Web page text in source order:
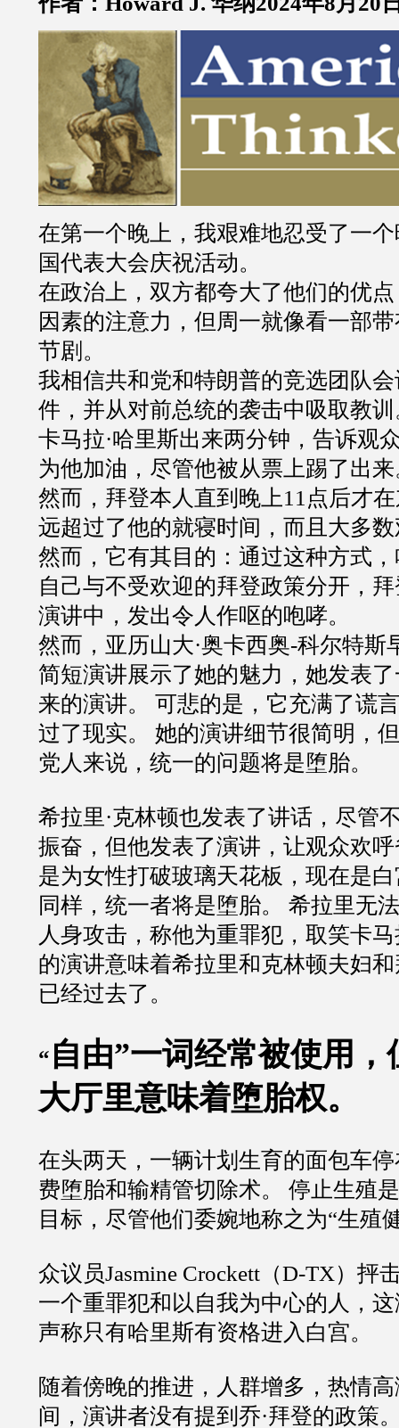
在第一个晚上，我艰难地忍受了一
国代表大会庆祝活动。
在政治上，双方都夸大了他们的优
因素的注意力，但周一就像看一部
节剧。
我相信共和党和特朗普的竞选团队
件，并从对前总统的袭击中吸取教
卡马拉·哈里斯出来两分钟，告诉观
为他加油，尽管他被从票上踢了出
然而，拜登本人直到晚上11点后才
远超过了他的就寝时间，而且大多
然而，它有其目的：通过这种方式
自己与不受欢迎的拜登政策分开，
演讲中，发出令人作呕的咆哮。
然而，亚历山大·奥卡西奥-科尔特斯
简短演讲展示了她的魅力，她发表
来的演讲。 可悲的是，它充满了谎
过了现实。 她的演讲细节很简明，
党人来说，统一的问题将是堕胎。
希拉里·克林顿也发表了讲话，尽管
振奋，但他发表了演讲，让观众欢
是为女性打破玻璃天花板，现在是
同样，统一者将是堕胎。 希拉里无
人身攻击，称他为重罪犯，取笑卡
的演讲意味着希拉里和克林顿夫妇
已经过去了。
“ 自由”一词经常被使用，
大厅里意味着堕胎权。
在头两天，一辆计划生育的面包车
费堕胎和输精管切除术。 停止生殖
目标，尽管他们委婉地称之为“生殖
众议员Jasmine Crockett（D-TX）抨
一个重罪犯和以自我为中心的人，
声称只有哈里斯有资格进入白宫。
随着傍晚的推进，人群增多，热情
间，演讲者没有提到乔·拜登的政策